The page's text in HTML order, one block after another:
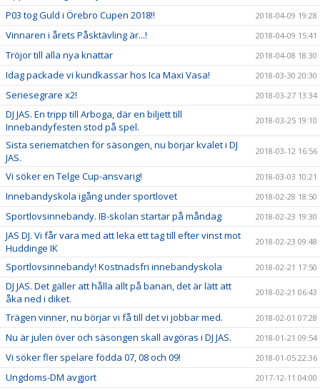
P03 tog Guld i Örebro Cupen 2018!! 2018-04-09 19:28
Vinnaren i årets Påsktävling är...! 2018-04-09 15:41
Tröjor till alla nya knattar 2018-04-08 18:30
Idag packade vi kundkassar hos Ica Maxi Vasa! 2018-03-30 20:30
Seriesegrare x2! 2018-03-27 13:34
DJ JAS. En tripp till Arboga, där en biljett till
Innebandyfesten stod på spel.
2018-03-25 19:10
Sista seriematchen för säsongen, nu börjar kvalet i DJ
JAS.
2018-03-12 16:56
Vi söker en Telge Cup-ansvarig! 2018-03-03 10:21
Innebandyskola igång under sportlovet 2018-02-28 18:50
Sportlovsinnebandy. IB-skolan startar på måndag 2018-02-23 19:30
JAS DJ. Vi får vara med att leka ett tag till efter vinst mot
Huddinge IK
2018-02-23 09:48
Sportlovsinnebandy! Kostnadsfri innebandyskola 2018-02-21 17:50
DJ JAS. Det gäller att hålla allt på banan, det är lätt att
åka ned i diket.
2018-02-21 06:43
Trägen vinner, nu börjar vi få till det vi jobbar med. 2018-02-01 07:28
Nu är julen över och säsongen skall avgöras i DJ JAS. 2018-01-21 09:54
Vi söker fler spelare födda 07, 08 och 09! 2018-01-05 22:36
Ungdoms-DM avgjort 2017-12-11 04:00